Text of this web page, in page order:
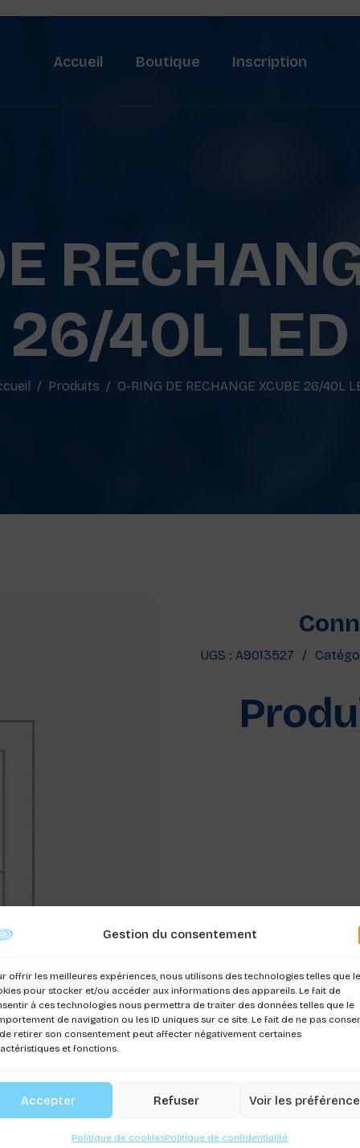
Gestion du consentement
offrir les meilleures expériences, nous utilisons des technologies telles que
pour stocker et/ou accéder aux informations des appareils. Le fait de
à ces technologies nous permettra de traiter des données telles que le
de navigation ou les ID uniques sur ce site. Le fait de ne pas
retirer son consentement peut affecter négativement certaines
et fonctions.
Accepter Refuser Voir les
Politique de cookiesPolitique de confidentialité
Accueil Boutique Inscription
26/40L LED
Produits O-RING DE RECHANGE XCUBE 26/40L
UGS :A9013527